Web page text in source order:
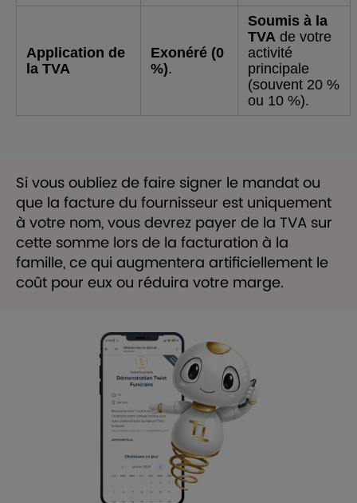
Application de
la TVA
Exonéré (0
%).
Soumis à la
TVA de votre
activité
principale
(souvent 20 %
ou 10 %).
Si vous oubliez de faire signer le mandat ou
que la facture du fournisseur est uniquement
à votre nom, vous devrez payer de la TVA sur
cette somme lors de la facturation à la
famille, ce qui augmentera artificiellement le
coût pour eux ou réduira votre marge.